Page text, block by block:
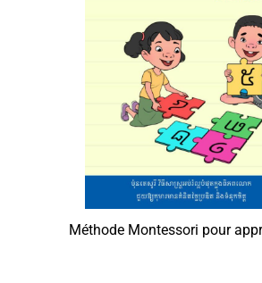
Méthode Montessori pour